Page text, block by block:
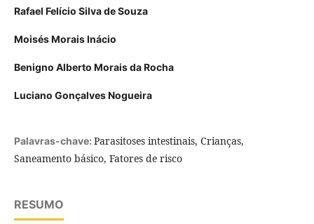
Rafael Felício Silva de Souza
Moisés Morais Inácio
Benigno Alberto Morais da Rocha
Luciano Gonçalves Nogueira
Palavras-chave: Parasitoses intestinais, Crianças,
Saneamento básico, Fatores de risco
RESUMO